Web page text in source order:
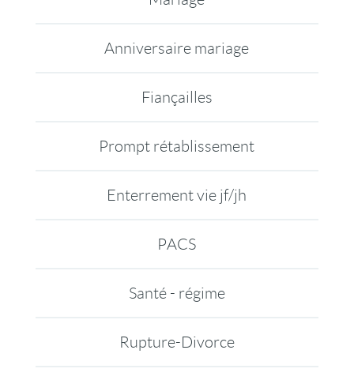
Anniversaire mariage
Fiançailles
Prompt rétablissement
Enterrement vie jf/jh
PACS
Santé - régime
Rupture-Divorce